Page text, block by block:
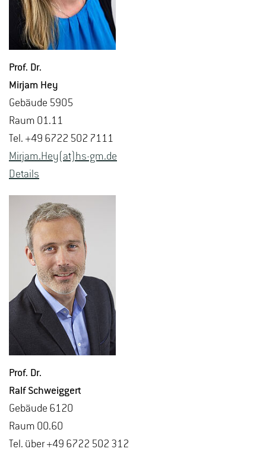
Prof. Dr.
Mir­jam Hey
Ge­bäu­de 5905
Raum 01.11
Tel. +49 6722 502 7111
Mir­jam.Hey(at)hs-​gm.​de
De­tails
Prof. Dr.
Ralf Schweig­gert
Ge­bäu­de 6120
Raum 00.60
Tel. über +49 6722 502 312